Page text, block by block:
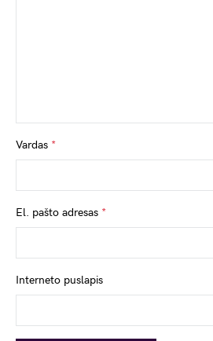
Vardas *
El. pašto adresas *
Interneto puslapis